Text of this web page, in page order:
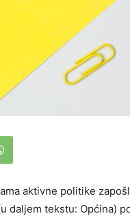
aktivne politike
daljem tekstu: Općina)